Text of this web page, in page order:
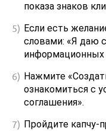
показа знаков
Если есть
словами: «Я даю
информационных
Нажмите
ознакомиться с
соглашения».
Пройдите капчу-